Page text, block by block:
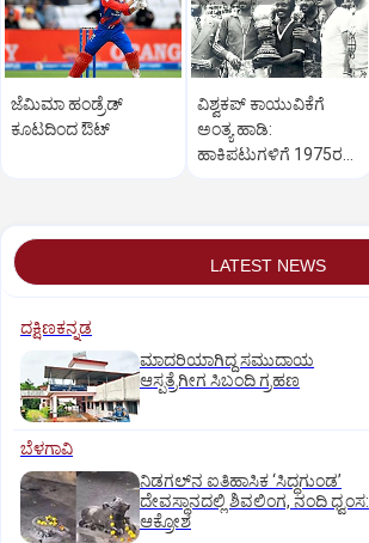
ಜೆಮಿಮಾ ಹಂಡ್ರೆಡ್‌
ಕೂಟದಿಂದ ಔಟ್‌
ವಿಶ್ವಕಪ್‌ ಕಾಯುವಿಕೆಗೆ
ಅಂತ್ಯ ಹಾಡಿ:
ಹಾಕಿಪಟುಗಳಿಗೆ 1975ರ
LATEST NEWS
ದಕ್ಷಿಣಕನ್ನಡ
ಮಾದರಿಯಾಗಿದ್ದ ಸಮುದಾಯ
ಆಸ್ಪತ್ರೆಗೀಗ ಸಿಬಂದಿ ಗ್ರಹಣ
ಬೆಳಗಾವಿ
ನಿಡಗಲ್‌ನ ಐತಿಹಾಸಿಕ ‘ಸಿದ್ಧಗುಂಡ’
ದೇವಸ್ಥಾನದಲ್ಲಿ ಶಿವಲಿಂಗ, ನಂದಿ ಧ್ವಂಸ:
ಆಕ್ರೋಶ